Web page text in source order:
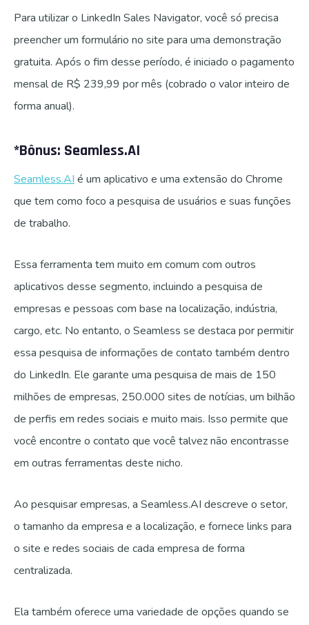
Para utilizar o LinkedIn Sales Navigator, você só precisa
preencher um formulário no site para uma demonstração
gratuita. Após o fim desse período, é iniciado o pagamento
mensal de R$ 239,99 por mês (cobrado o valor inteiro de
forma anual).
*Bônus: Seamless.AI
Seamless.AI é um aplicativo e uma extensão do Chrome
que tem como foco a pesquisa de usuários e suas funções
de trabalho.
Essa ferramenta tem muito em comum com outros
aplicativos desse segmento, incluindo a pesquisa de
empresas e pessoas com base na localização, indústria,
cargo, etc. No entanto, o Seamless se destaca por permitir
essa pesquisa de informações de contato também dentro
do LinkedIn. Ele garante uma pesquisa de mais de 150
milhões de empresas, 250.000 sites de notícias, um bilhão
de perfis em redes sociais e muito mais. Isso permite que
você encontre o contato que você talvez não encontrasse
em outras ferramentas deste nicho.
Ao pesquisar empresas, a Seamless.AI descreve o setor,
o tamanho da empresa e a localização, e fornece links para
o site e redes sociais de cada empresa de forma
centralizada.
Ela também oferece uma variedade de opções quando se